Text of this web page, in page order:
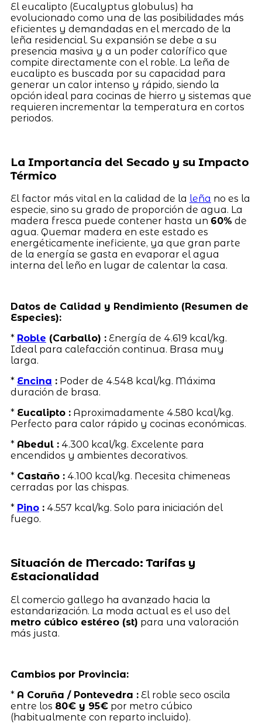
El eucalipto (Eucalyptus globulus) ha
evolucionado como una de las posibilidades más
eficientes y demandadas en el mercado de la
leña residencial. Su expansión se debe a su
presencia masiva y a un poder calorífico que
compite directamente con el roble. La leña de
eucalipto es buscada por su capacidad para
generar un calor intenso y rápido, siendo la
opción ideal para cocinas de hierro y sistemas que
requieren incrementar la temperatura en cortos
periodos.
La Importancia del Secado y su Impacto
Térmico
El factor más vital en la calidad de la leña no es la
especie, sino su grado de proporción de agua. La
madera fresca puede contener hasta un 60% de
agua. Quemar madera en este estado es
energéticamente ineficiente, ya que gran parte
de la energía se gasta en evaporar el agua
interna del leño en lugar de calentar la casa.
Datos de Calidad y Rendimiento (Resumen de
Especies):
* Roble (Carballo) :Energía de 4.619 kcal/kg.
Ideal para calefacción continua. Brasa muy
larga.
* Encina :Poder de 4.548 kcal/kg. Máxima
duración de brasa.
* Eucalipto :Aproximadamente 4.580 kcal/kg.
Perfecto para calor rápido y cocinas económicas.
* Abedul :4.300 kcal/kg. Excelente para
encendidos y ambientes decorativos.
* Castaño :4.100 kcal/kg. Necesita chimeneas
cerradas por las chispas.
* Pino:4.557 kcal/kg. Solo para iniciación del
fuego.
Situación de Mercado: Tarifas y
Estacionalidad
El comercio gallego ha avanzado hacia la
estandarización. La moda actual es el uso del
metro cúbico estéreo (st) para una valoración
más justa.
Cambios por Provincia:
* A Coruña / Pontevedra :El roble seco oscila
entre los 80€ y 95€por metro cúbico
(habitualmente con reparto incluido).